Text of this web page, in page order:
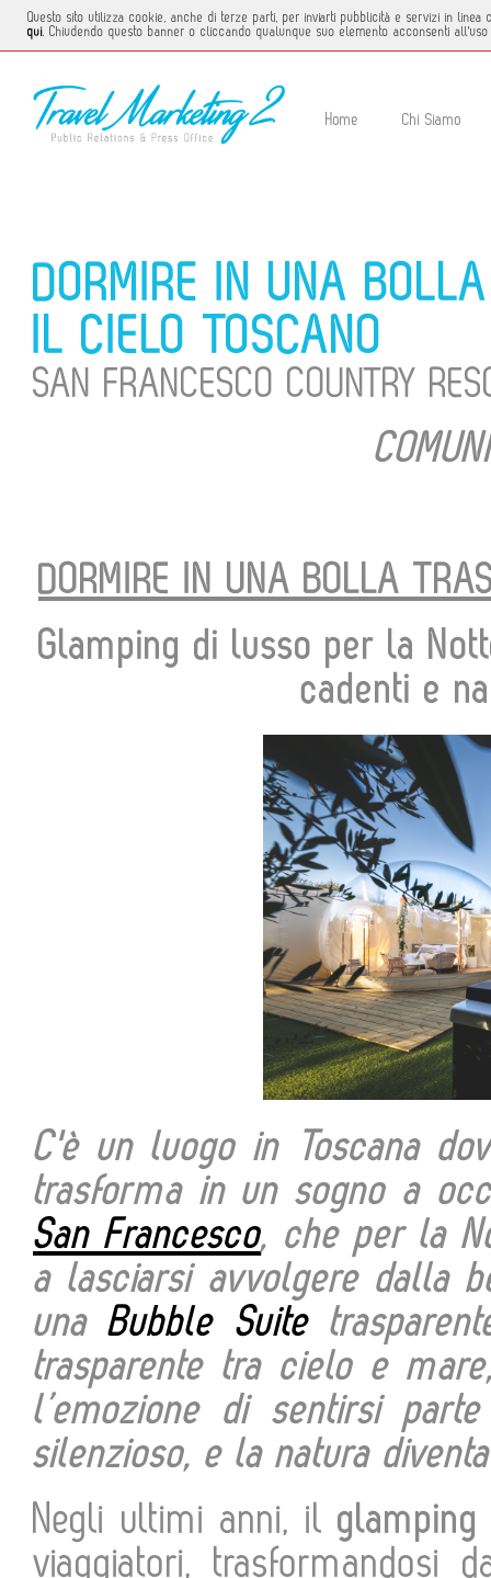
Questo sito utilizza cookie, anche di terze parti, per inviarti pubblicità e servizi in
qui. Chiudendo questo banner o cliccando qualunque suo elemento acconsenti
Home Chi Siamo
DORMIRE IN UNA
IL CIELO TOSCANO
SAN FRANCESCO COUNTRY
DORMIRE IN UNA BOLLA
Glamping di lusso per la
cadenti e
C'è un luogo in Toscana
trasforma in un sogno a
San Francesco, che per la
a lasciarsi avvolgere dalla
unaBubble Suite
trasparente tra cielo e
l’emozione di sentirsi
silenzioso, e la natura
Negli ultimi anni, il
viaggiatori, trasformandosi